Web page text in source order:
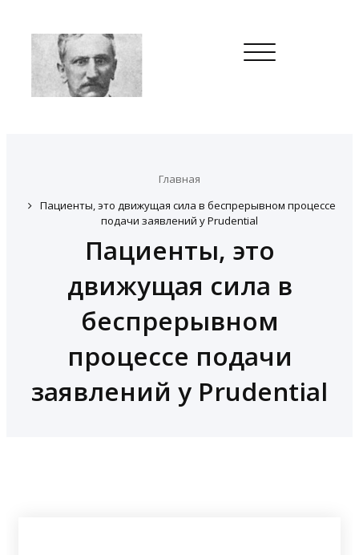
Toggle
navigation
Главная
Пациенты, это движущая сила в беспрерывном процессе
подачи заявлений у Prudential
Пациенты, это
движущая сила в
беспрерывном
процессе подачи
заявлений у Prudential